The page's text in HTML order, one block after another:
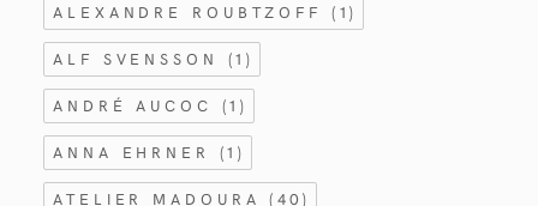
ALEXANDRE ROUBTZOFF(1)
ALF SVENSSON (1)
ANDRÉ AUCOC (1)
ANNA EHRNER (1)
ATELIER MADOURA(40)